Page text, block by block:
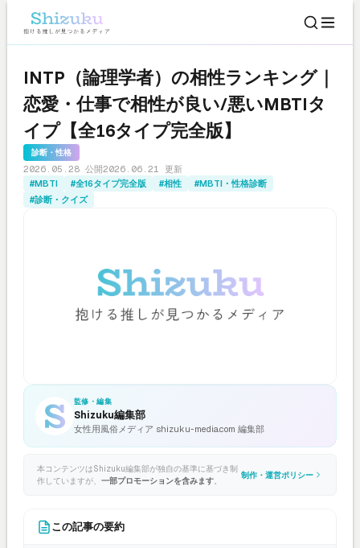
INTP（論理学者）の相性ランキング｜
恋愛・仕事で相性が良い/悪いMBTIタ
イプ【全16タイプ完全版】
診断・性格
2026.05.28 公開2026.06.21 更新
#MBTI
#全16タイプ完全版 #相性
#MBTI・性格診断
#診断・クイズ
監修・編集
Shizuku編集部
女性用風俗メディア shizuku-media.com 編集部
本コンテンツはShizuku編集部が独自の基準に基づき制
作していますが、 一部プロモーションを含みます。
制作・運営ポリシー
この記事の要約